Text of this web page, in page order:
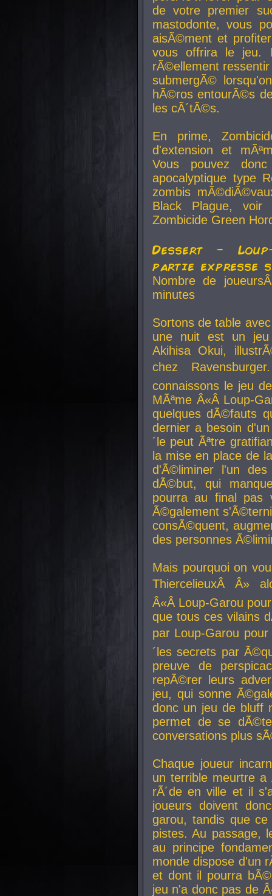
de votre premier
mastodonte, vous
aisÃ©ment et
vous offrira le jeu.
rÃ©ellement
submergÃ©
hÃ©ros entourÃ©s
les cÃ´tÃ©s.
En prime,
d'extension et
Vous pouvez
apocalyptique type
zombis
Black Plague,
Zombicide Green
Dessert -
partie expresse
Nombre de
minutes
Sortons de table
une nuit est un
Akihisa Okui,
chez
connaissons le jeu
MÃªme Â«Â Loup-
quelques dÃ©fauts
dernier a besoin
´le peut Ãªtre
la mise en place de
d'Ã©liminer l'un
dÃ©but, qui
pourra au final pas
Ã©galement
consÃ©quent,
des personnes
Mais pourquoi on
ThiercelieuxÂ Â»
Â«Â Loup-Garou
que tous ces vilains
par Loup-Garou
´les secrets par
preuve de
repÃ©rer leurs
jeu, qui sonne
donc un jeu de bluff
permet de se
conversations plus
Chaque joueur
un terrible meurtre
rÃ´de en ville et il
joueurs doivent
garou, tandis que
pistes. Au passage,
au principe
monde dispose d'un
et dont il pourra
jeu n'a donc pas de